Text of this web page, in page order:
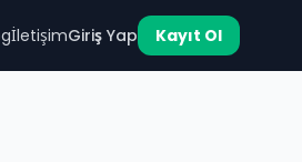
İletişimGiriş Yap Kayıt Ol